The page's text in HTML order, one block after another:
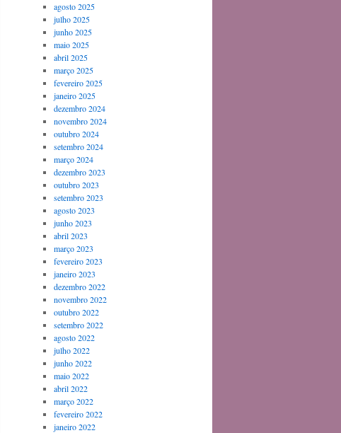
agosto 2025
julho 2025
junho 2025
maio 2025
abril 2025
março 2025
fevereiro 2025
janeiro 2025
dezembro 2024
novembro 2024
outubro 2024
setembro 2024
março 2024
dezembro 2023
outubro 2023
setembro 2023
agosto 2023
junho 2023
abril 2023
março 2023
fevereiro 2023
janeiro 2023
dezembro 2022
novembro 2022
outubro 2022
setembro 2022
agosto 2022
julho 2022
junho 2022
maio 2022
abril 2022
março 2022
fevereiro 2022
janeiro 2022